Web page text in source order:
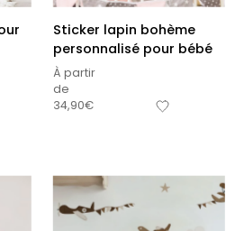
Sticker lapin bohème
personnalisé pour bébé
À partir
de
34,90€